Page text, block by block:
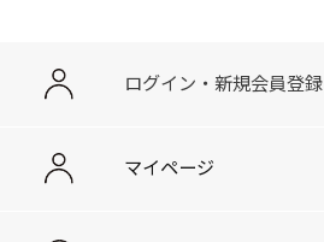
ログイン・新規会員登録
マイページ